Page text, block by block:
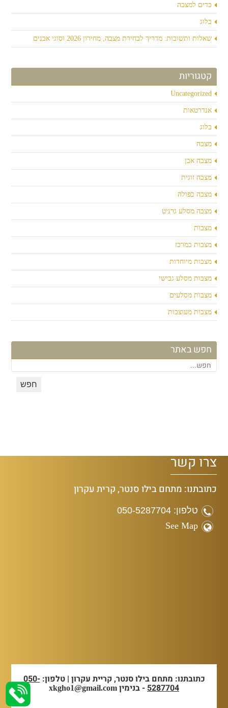
כדים למצבה
בלוג
שאלות ותשובות: מדריך לבחירת מצבה, מחירון 2026 וסוגי אבנים
קטגוריות
Uncategorized
אנדרטאות
בלוג
מצבה
מצבה אבן
מצבה זוגית
מצבה כפולה
מצבה מסלע גרניט
מצבות
מצבות במרכז
מצבות מיוחדות
מצבות מסלע גבישי
מצבות מסלעים
מצבות מעוצבות
חפש באתר
צרו קשר
כתובתנו: מתחם בילו סנטר, קרית עקרון
טלפון: 050-5287704
See Map
כתובתנו: מתחם בילו סנטר, קריית עקרון | טלפון:050-
5287704- בנימין xkgho1@gmail.com